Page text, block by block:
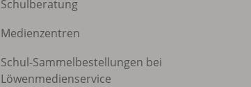
Schulberatung
Medienzentren
Schul-Sammelbestellungen bei
Löwenmedienservice